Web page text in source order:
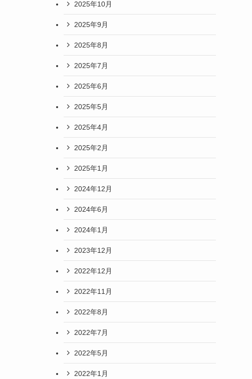
2025年10月
2025年9月
2025年8月
2025年7月
2025年6月
2025年5月
2025年4月
2025年2月
2025年1月
2024年12月
2024年6月
2024年1月
2023年12月
2022年12月
2022年11月
2022年8月
2022年7月
2022年5月
2022年1月